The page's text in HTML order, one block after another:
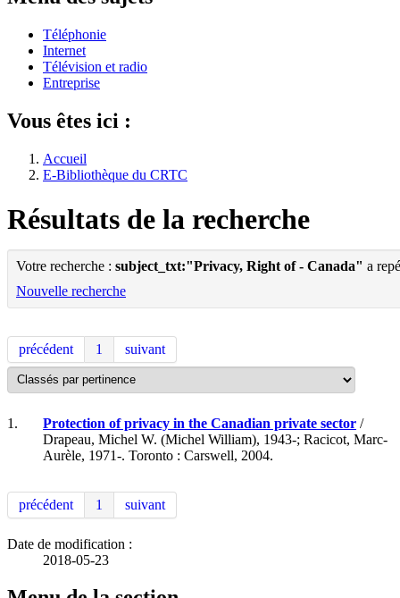
Téléphonie
Internet
Télévision et radio
Entreprise
Vous êtes ici :
Accueil
E-Bibliothèque du CRTC
Résultats de la recherche
Votre recherche : subject_txt:"Privacy, Right of - Canada" a
Nouvelle recherche
précédent 1 suivant
1. Protection of privacy in the Canadian private sector /
Drapeau, Michel W. (Michel William), 1943-; Racicot, Marc-
Aurèle, 1971-. Toronto : Carswell, 2004.
précédent 1 suivant
Date de modification :
2018-05-23